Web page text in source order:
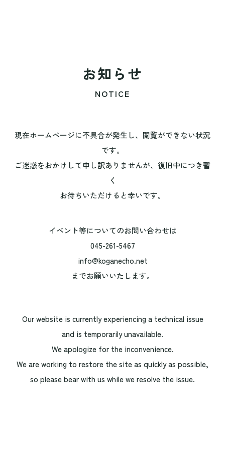
お知らせ
NOTICE
現在ホームページに不具合が発生し、閲覧ができない状況
です。
ご迷惑をおかけして申し訳ありませんが、復旧中につき暫
く
お待ちいただけると幸いです。
イベント等についてのお問い合わせは
045-261-5467
info@koganecho.net
までお願いいたします。
Our website is currently experiencing a technical issue
and is temporarily unavailable.
We apologize for the inconvenience.
We are working to restore the site as quickly as possible,
so please bear with us while we resolve the issue.